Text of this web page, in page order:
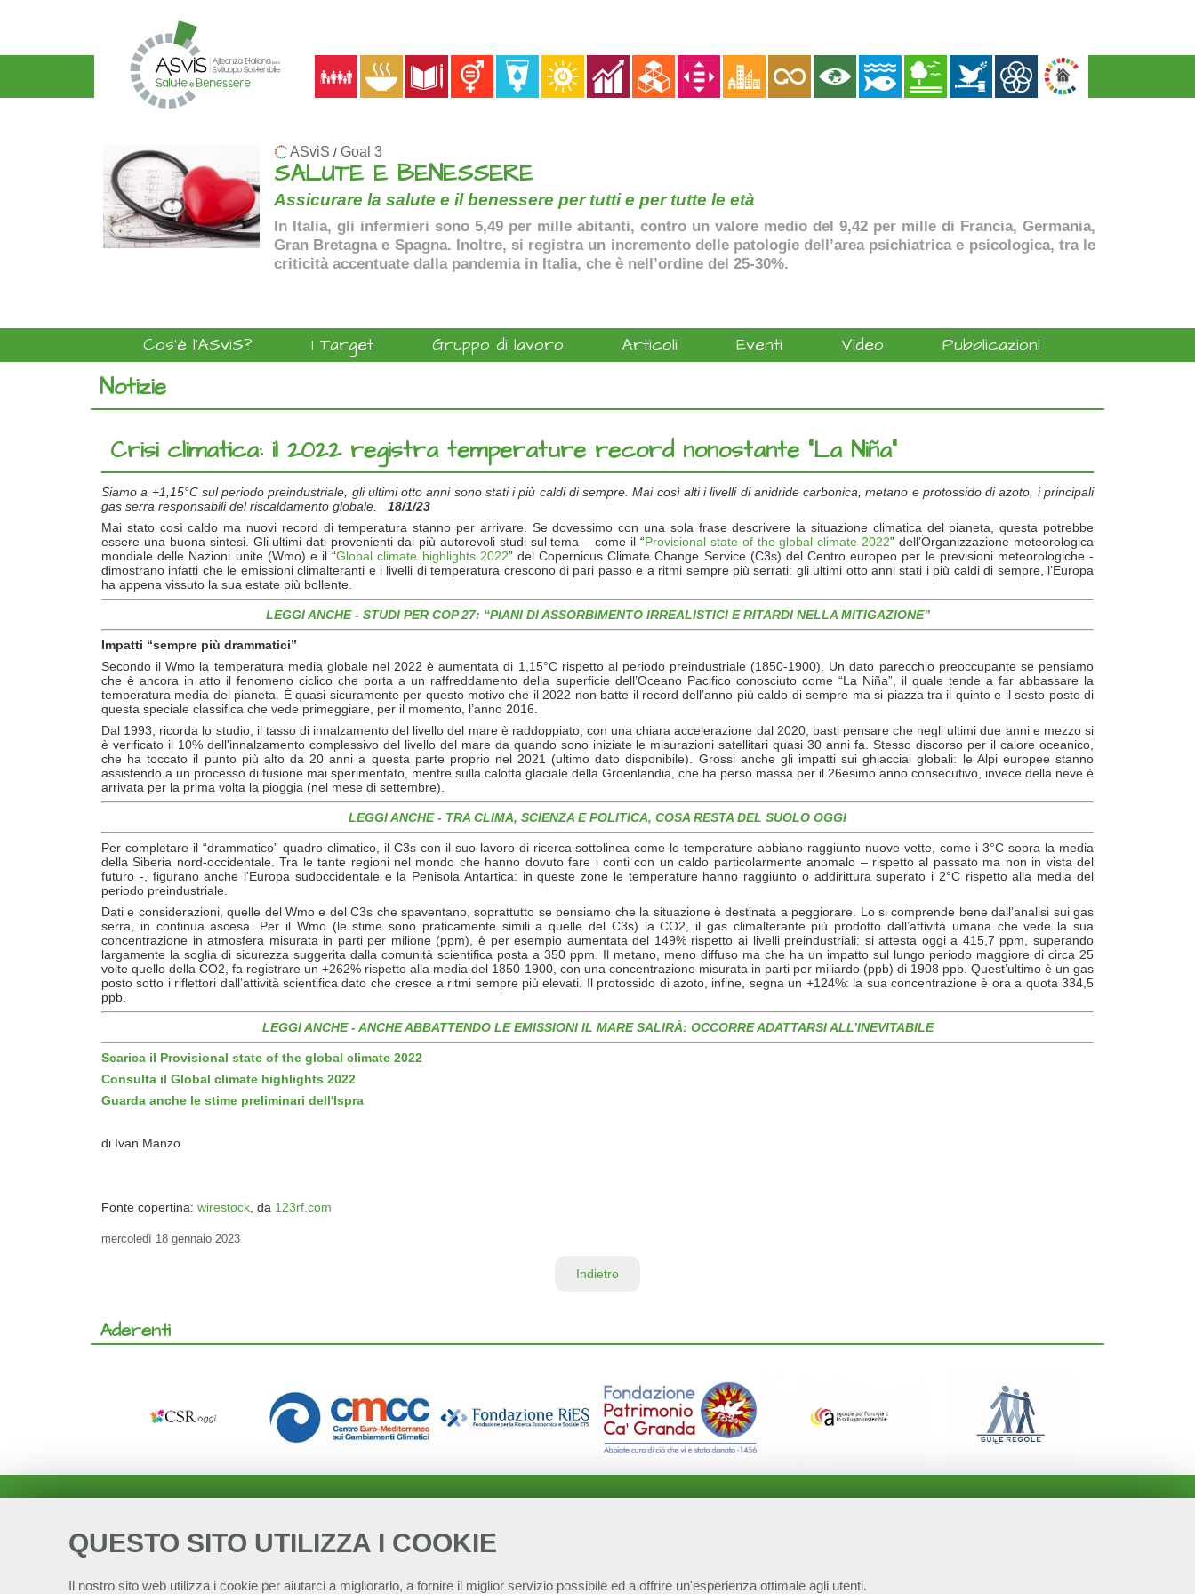
QUESTO SITO UTILIZZA I COOKIE
Il nostro sito web utilizza i cookie per aiutarci a migliorarlo, a fornire il miglior servizio possibile ed a offrire un'esperienza ottimale agli utenti.
ASviS / Goal 3
SALUTE E BENESSERE
Assicurare la salute e il benessere per tutti e per tutte le età
In Italia, gli infermieri sono 5,49 per mille abitanti, contro un valore medio del 9,42 per mille di Francia, Germania,
Gran Bretagna e Spagna. Inoltre, si registra un incremento delle patologie dell’area psichiatrica e psicologica, tra le
criticità accentuate dalla pandemia in Italia, che è nell’ordine del 25-30%.
Cos'è l'ASviS? I Target Gruppo di lavoro Articoli Eventi Video Pubblicazioni
Notizie
Crisi climatica: il 2022 registra temperature record nonostante “La Niña”
Siamo a +1,15°C sul periodo preindustriale, gli ultimi otto anni sono stati i più caldi di sempre. Mai così alti i livelli di anidride carbonica, metano e protossido di azoto, i principali
gas serra responsabili del riscaldamento globale. 18/1/23
Mai stato così caldo ma nuovi record di temperatura stanno per arrivare. Se dovessimo con una sola frase descrivere la situazione climatica del pianeta, questa potrebbe
essere una buona sintesi. Gli ultimi dati provenienti dai più autorevoli studi sul tema – come il “Provisional state of the global climate 2022” dell’Organizzazione meteorologica
mondiale delle Nazioni unite (Wmo) e il “Global climate highlights 2022” del Copernicus Climate Change Service (C3s) del Centro europeo per le previsioni meteorologiche -
dimostrano infatti che le emissioni climalteranti e i livelli di temperatura crescono di pari passo e a ritmi sempre più serrati: gli ultimi otto anni stati i più caldi di sempre, l’Europa
ha appena vissuto la sua estate più bollente.
LEGGI ANCHE - STUDI PER COP 27: “PIANI DI ASSORBIMENTO IRREALISTICI E RITARDI NELLA MITIGAZIONE”
Impatti “sempre più drammatici”
Secondo il Wmo la temperatura media globale nel 2022 è aumentata di 1,15°C rispetto al periodo preindustriale (1850-1900). Un dato parecchio preoccupante se pensiamo
che è ancora in atto il fenomeno ciclico che porta a un raffreddamento della superficie dell’Oceano Pacifico conosciuto come “La Niña”, il quale tende a far abbassare la
temperatura media del pianeta. È quasi sicuramente per questo motivo che il 2022 non batte il record dell’anno più caldo di sempre ma si piazza tra il quinto e il sesto posto di
questa speciale classifica che vede primeggiare, per il momento, l’anno 2016.
Dal 1993, ricorda lo studio, il tasso di innalzamento del livello del mare è raddoppiato, con una chiara accelerazione dal 2020, basti pensare che negli ultimi due anni e mezzo si
è verificato il 10% dell'innalzamento complessivo del livello del mare da quando sono iniziate le misurazioni satellitari quasi 30 anni fa. Stesso discorso per il calore oceanico,
che ha toccato il punto più alto da 20 anni a questa parte proprio nel 2021 (ultimo dato disponibile). Grossi anche gli impatti sui ghiacciai globali: le Alpi europee stanno
assistendo a un processo di fusione mai sperimentato, mentre sulla calotta glaciale della Groenlandia, che ha perso massa per il 26esimo anno consecutivo, invece della neve è
arrivata per la prima volta la pioggia (nel mese di settembre).
LEGGI ANCHE - TRA CLIMA, SCIENZA E POLITICA, COSA RESTA DEL SUOLO OGGI
Per completare il “drammatico” quadro climatico, il C3s con il suo lavoro di ricerca sottolinea come le temperature abbiano raggiunto nuove vette, come i 3°C sopra la media
della Siberia nord-occidentale. Tra le tante regioni nel mondo che hanno dovuto fare i conti con un caldo particolarmente anomalo – rispetto al passato ma non in vista del
futuro -, figurano anche l'Europa sudoccidentale e la Penisola Antartica: in queste zone le temperature hanno raggiunto o addirittura superato i 2°C rispetto alla media del
periodo preindustriale.
Dati e considerazioni, quelle del Wmo e del C3s che spaventano, soprattutto se pensiamo che la situazione è destinata a peggiorare. Lo si comprende bene dall’analisi sui gas
serra, in continua ascesa. Per il Wmo (le stime sono praticamente simili a quelle del C3s) la CO2, il gas climalterante più prodotto dall’attività umana che vede la sua
concentrazione in atmosfera misurata in parti per milione (ppm), è per esempio aumentata del 149% rispetto ai livelli preindustriali: si attesta oggi a 415,7 ppm, superando
largamente la soglia di sicurezza suggerita dalla comunità scientifica posta a 350 ppm. Il metano, meno diffuso ma che ha un impatto sul lungo periodo maggiore di circa 25
volte quello della CO2, fa registrare un +262% rispetto alla media del 1850-1900, con una concentrazione misurata in parti per miliardo (ppb) di 1908 ppb. Quest’ultimo è un gas
posto sotto i riflettori dall’attività scientifica dato che cresce a ritmi sempre più elevati. Il protossido di azoto, infine, segna un +124%: la sua concentrazione è ora a quota 334,5
ppb.
LEGGI ANCHE -ANCHE ABBATTENDO LE EMISSIONI IL MARE SALIRÀ: OCCORRE ADATTARSI ALL’INEVITABILE
Scarica il Provisional state of the global climate 2022
Consulta il Global climate highlights 2022
Guarda anche le stime preliminari dell'Ispra
di Ivan Manzo
Fonte copertina: wirestock , da 123rf.com
mercoledì 18 gennaio 2023
Indietro
Aderenti